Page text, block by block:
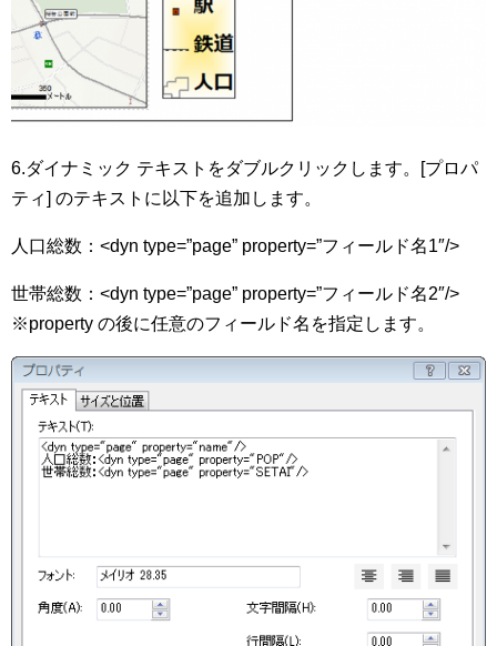
6.ダイナミック テキストをダブルクリックします。[プロパ
ティ] のテキストに以下を追加します。
人口総数：<dyn type=”page” property=”フィールド名1″/>
世帯総数：<dyn type=”page” property=”フィールド名2″/>
※property の後に任意のフィールド名を指定します。